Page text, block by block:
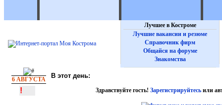
Лучшее в Костроме
Лучшие вакансии и резюме
Справочник фирм
Общайся на форуме
Знакомства
6 АВГУСТА В этот день:
! Здравствуйте гость! Зарегистрируйтесьили